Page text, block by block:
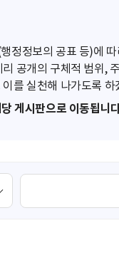
정정보의 공표 등)에
공개의 구체적 범위,
를 실천해 나가도록 하
게시판으로 이동됩니
검